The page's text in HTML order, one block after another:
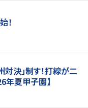
！
決｣制す！打線が二
年夏甲子園】